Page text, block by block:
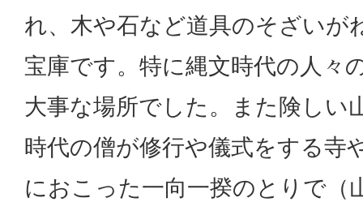
れ、木や石など道具のそざいが
宝庫です。特に縄文時代の人々
大事な場所でした。また険しい
時代の僧が修行や儀式をする寺
におこった一向一揆のとりで（